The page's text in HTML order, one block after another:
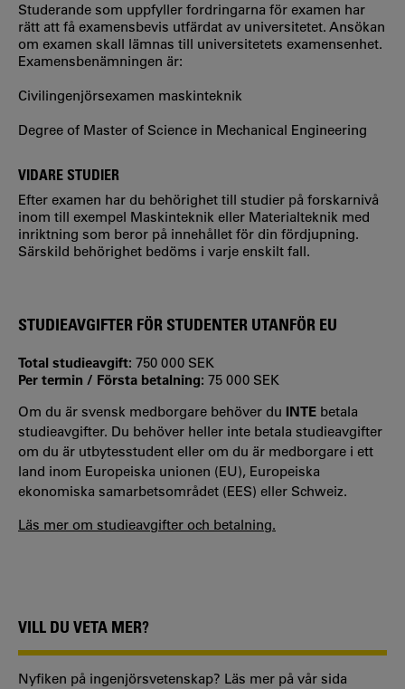
Studerande som uppfyller fordringarna för examen har
rätt att få examensbevis utfärdat av universitetet. Ansökan
om examen skall lämnas till universitetets examensenhet.
Examensbenämningen är:
Civilingenjörsexamen maskinteknik
Degree of Master of Science in Mechanical Engineering
VIDARE STUDIER
Efter examen har du behörighet till studier på forskarnivå
inom till exempel Maskinteknik eller Materialteknik med
inriktning som beror på innehållet för din fördjupning.
Särskild behörighet bedöms i varje enskilt fall.
STUDIEAVGIFTER FÖR STUDENTER UTANFÖR EU
Total studieavgift: 750 000 SEK
Per termin / Första betalning: 75 000 SEK
Om du är svensk medborgare behöver du INTE betala
studieavgifter. Du behöver heller inte betala studieavgifter
om du är utbytesstudent eller om du är medborgare i ett
land inom Europeiska unionen (EU), Europeiska
ekonomiska samarbetsområdet (EES) eller Schweiz.
Läs mer om studieavgifter och betalning.
VILL DU VETA MER?
Nyfiken på ingenjörsvetenskap? Läs mer på vår sida